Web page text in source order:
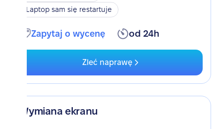
Laptop sam się restartuje
Zapytaj o wycenę od 24h
Zleć naprawę
Wymiana ekranu